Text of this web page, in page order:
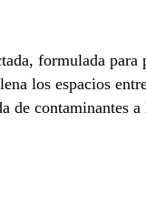
formulada
los espacios
de contaminantes